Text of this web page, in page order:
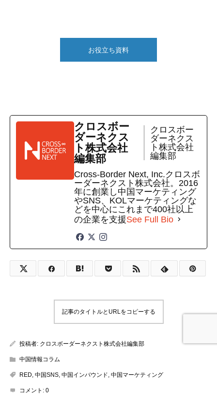
お役立ち資料
クロスボー
ダーネクス
ト株式会社
編集部
クロスボー
ダーネクス
ト株式会社
編集部
Cross-Border Next, Inc.クロスボ
ーダーネクスト株式会社。2016
年に創業し中国マーケティング
やSNS、KOLマーケティングな
どを中心にこれまで400社以上
の企業を支援See Full Bio
記事のタイトルとURLをコピーする
投稿者: クロスボーダーネクスト株式会社編集部
中国情報コラム
RED, 中国SNS, 中国インバウンド, 中国マーケティング
コメント: 0